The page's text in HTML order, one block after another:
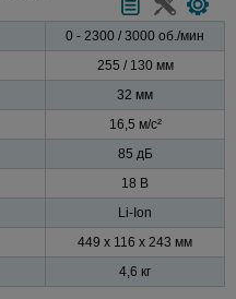
0 - 2300 / 3000 об./мин
255 / 130 мм
32 мм
16,5 м/с²
85 дБ
18 В
Li-Ion
449 x 116 x 243 мм
4,6 кг